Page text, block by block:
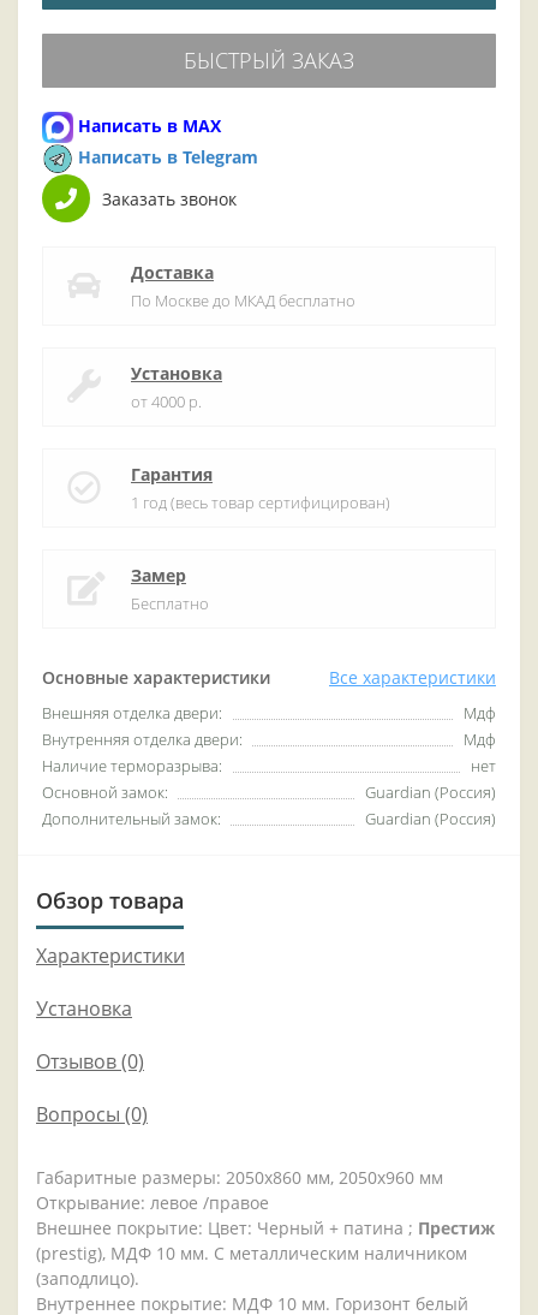
Основные характеристики Все характеристики
Внешняя отделка двери:
Мдф
Внутренняя отделка двери:
Мдф
Наличие терморазрыва:
нет
Основной замок:
Guardian (Россия)
Дополнительный замок:
Guardian (Россия)
БЫСТРЫЙ ЗАКАЗ
Написать в MAX
Написать в Telegram
Заказать звонок
Доставка
По Москве до МКАД бесплатно
Установка
от 4000 р.
Гарантия
1 год (весь товар сертифицирован)
Замер
Бесплатно
Обзор товара
Характеристики
Установка
Отзывов (0)
Вопросы (0)
Габаритные размеры: 2050x860 мм, 2050x960 мм
Открывание: левое /правое
Внешнее покрытие: Цвет: Черный + патина ; Престиж
(prestig), МДФ 10 мм. С металлическим наличником
(заподлицо).
Внутреннее покрытие: МДФ 10 мм. Горизонт белый